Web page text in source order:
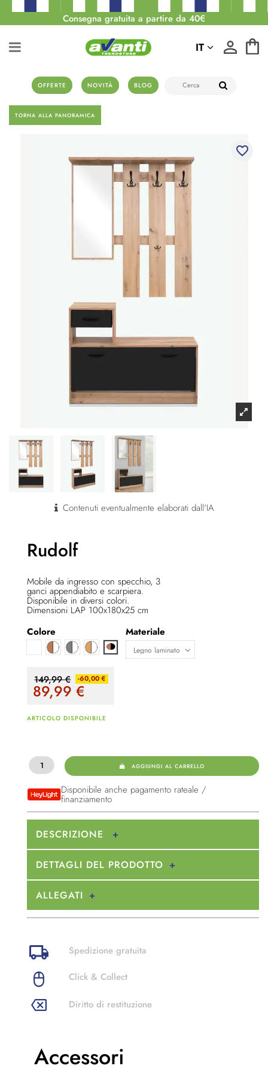
Consegna gratuita a partire da 40€
OFFERTE NOVITÀ BLOG
IT
TORNA ALLA PANORAMICA
favorite_border
Contenuti eventualmente elaborati dall'IA
Rudolf
Mobile da ingresso con specchio, 3
ganci appendiabito e scarpiera.
Disponibile in diversi colori.
Dimensioni LAP 100x180x25 cm
Colore
BiancoMarrone / bianco
Bianco / grigio
Marrone chiaro / bianco
Quercia Artisan/nero
Materiale
149,99 € -60,00 €
89,99 €
ARTICOLO DISPONIBILE
AGGIUNGI AL CARRELLO
Disponibile anche pagamento rateale /
finanziamento
DESCRIZIONE
DETTAGLI DEL PRODOTTO
ALLEGATI
Spedizione gratuita
Click & Collect
Diritto di restituzione
Accessori